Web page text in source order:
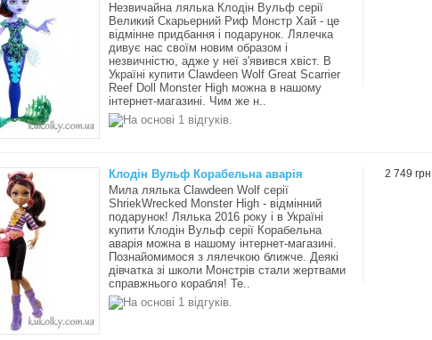
Незвичайна лялька Клодін Вульф серії
Великий Скарьерний Риф Монстр Хай - це
відмінне придбання і подарунок. Лялечка
дивує нас своїм новим образом і
незвичністю, адже у неї з'явився хвіст. В
Україні купити Clawdeen Wolf Great Scarrier
Reef Doll Monster High можна в нашому
інтернет-магазині. Чим же н..
2 749 грн
Клодін Вульф Корабельна аварія
Мила лялька Clawdeen Wolf серії
ShriekWrecked Monster High - відмінний
подарунок! Лялька 2016 року і в Україні
купити Клодін Вульф серії Корабельна
аварія можна в нашому інтернет-магазині.
Познайомимося з лялечкою ближче. Деякі
дівчатка зі школи Монстрів стали жертвами
справжнього корабля! Те..